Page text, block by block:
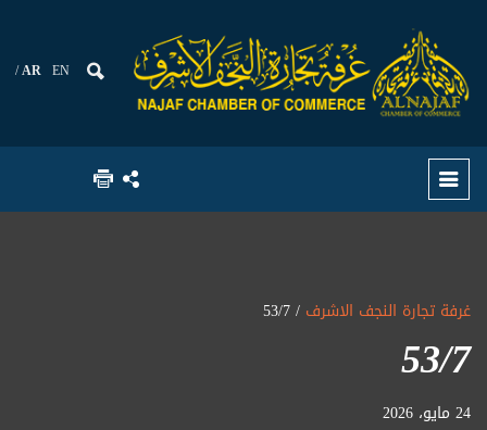
AR EN
غرفة تجارة النجف الاشرف / 53/7
53/7
24 مايو، 2026